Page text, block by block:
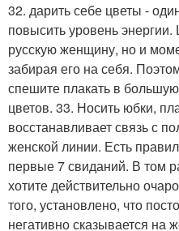
32. дарить себе цветы -
повысить уровень
русскую женщину, но и
забирая его на себя.
спешите плакать в
цветов. 33. Носить юбки,
восстанавливает связь с
женской линии. Есть
первые 7 свиданий. В том
хотите действительно
того, установлено, что
негативно сказывается на